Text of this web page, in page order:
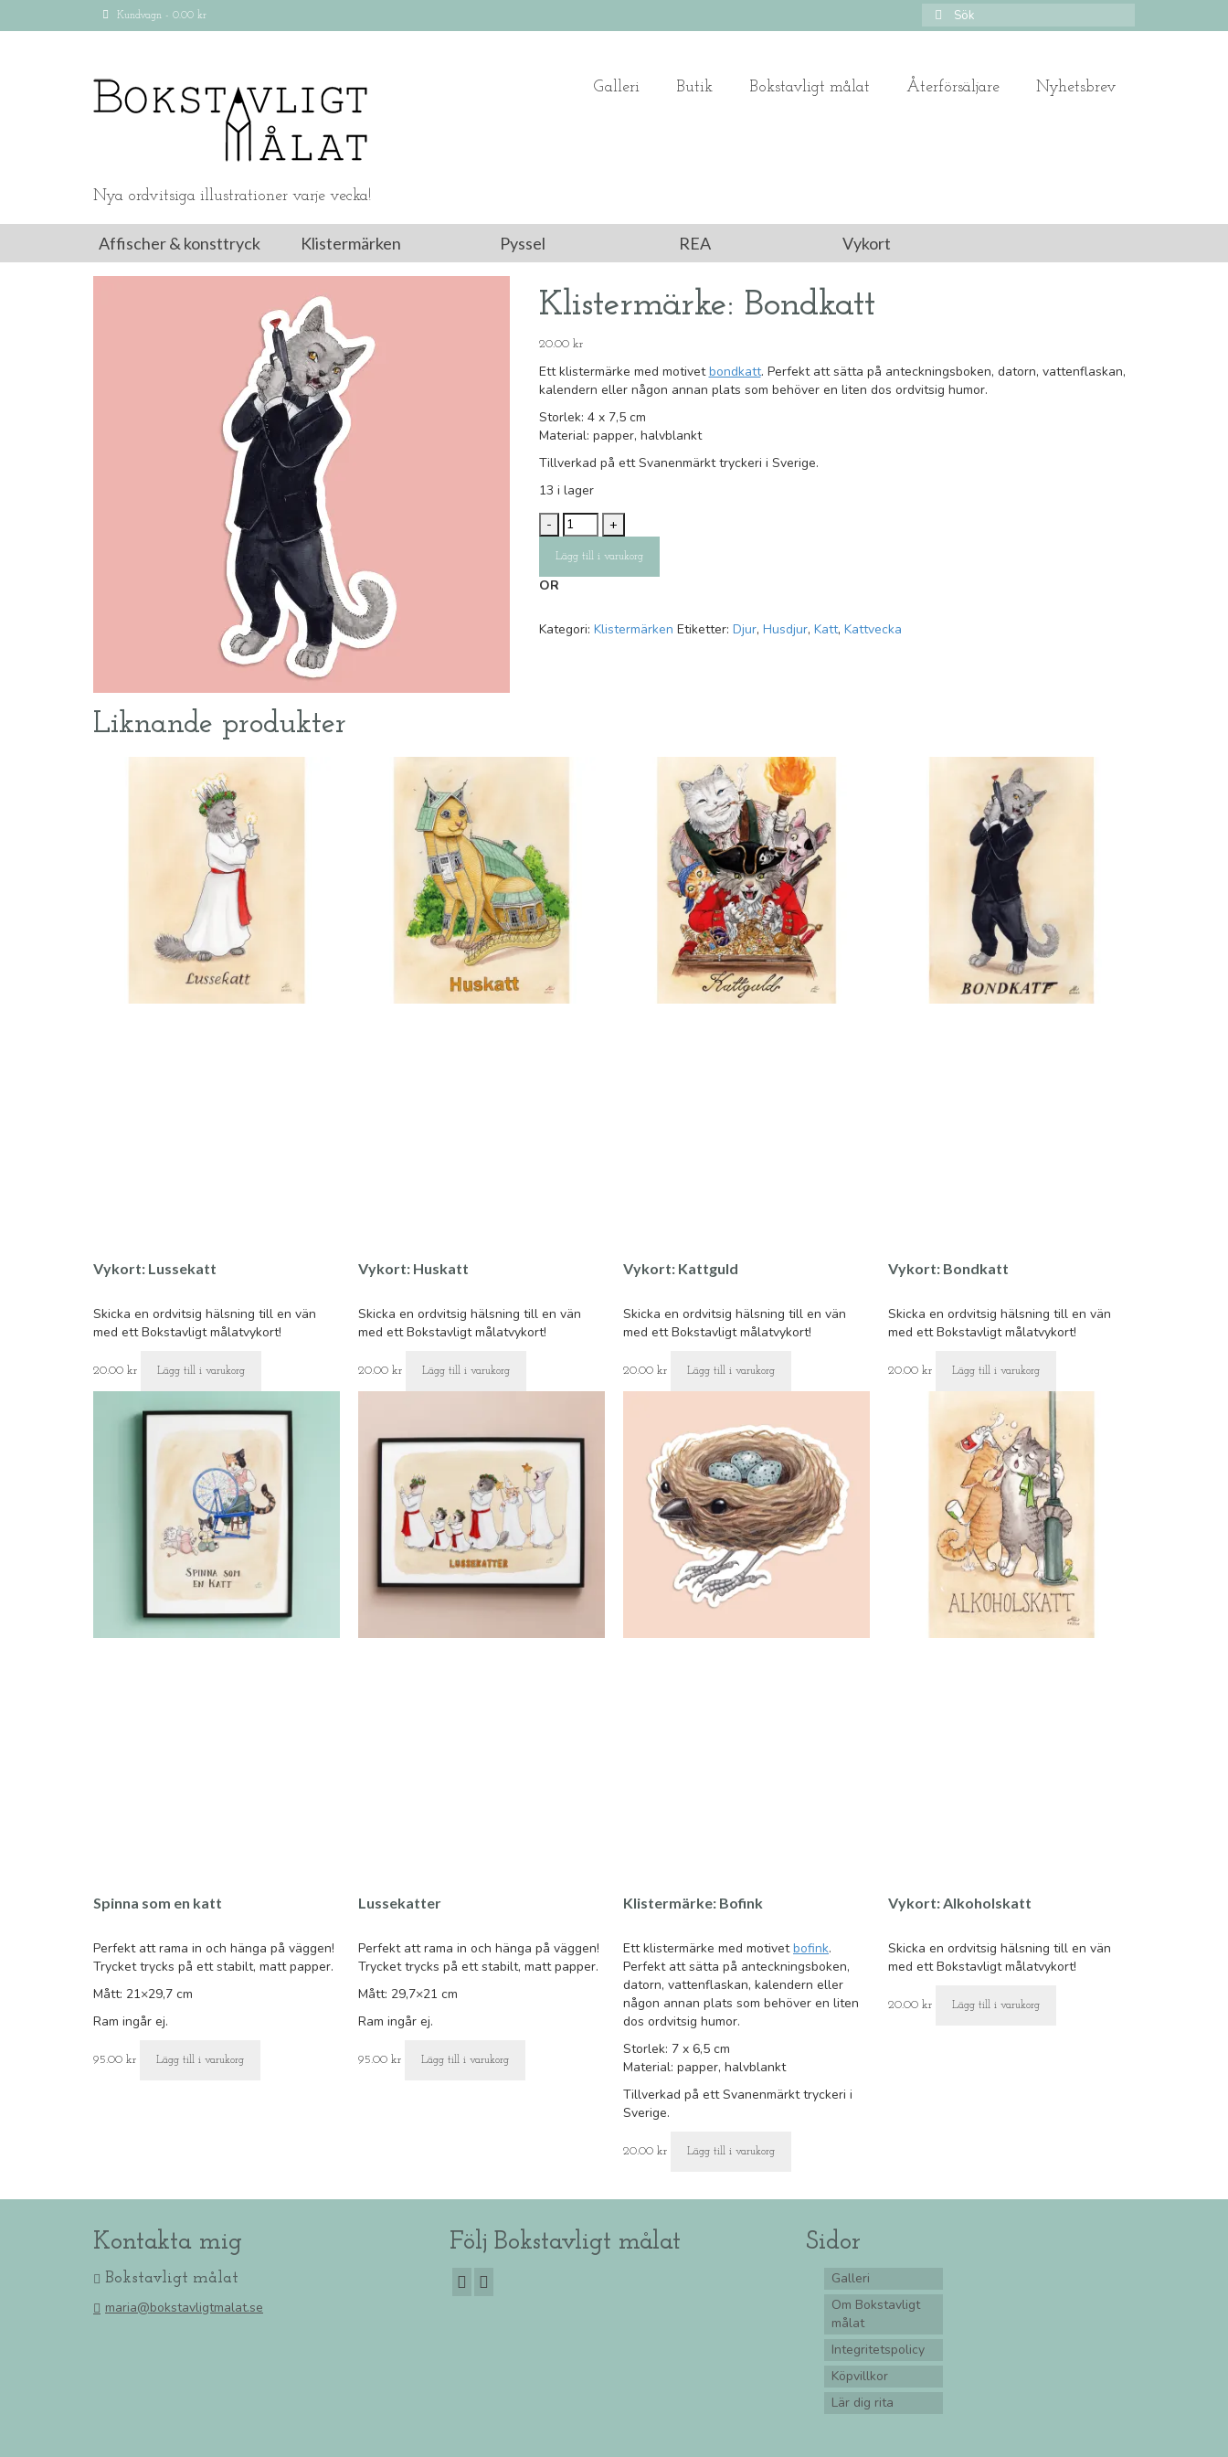
Kundvagn - 0.00 kr
Search
for:
Nya ordvitsiga illustrationer varje vecka!
Galleri Butik Bokstavligt målat Återförsäljare Nyhetsbrev
Affischer & konsttryck Klistermärken Pyssel REA Vykort
Klistermärke: Bondkatt
20.00 kr
Ett klistermärke med motivetbondkatt. Perfekt att sätta på anteckningsboken, datorn, vattenflaskan,
kalendern eller någon annan plats som behöver en liten dos ordvitsig humor.
Storlek: 4 x 7,5 cm
Material: papper, halvblankt
Tillverkad på ett Svanenmärkt tryckeri i Sverige.
13 i lager
Bondkatt
mängd
Lägg till i varukorg
OR
Kategori: Klistermärken Etiketter: Djur, Husdjur, Katt, Kattvecka
Liknande produkter
Vykort: Lussekatt
Skicka en ordvitsig hälsning till en vän
med ett Bokstavligt målatvykort!
20.00 kr Lägg till i varukorg
Vykort: Huskatt
Skicka en ordvitsig hälsning till en vän
med ett Bokstavligt målatvykort!
20.00 kr Lägg till i varukorg
Vykort: Kattguld
Skicka en ordvitsig hälsning till en vän
med ett Bokstavligt målatvykort!
20.00 kr Lägg till i varukorg
Vykort: Bondkatt
Skicka en ordvitsig hälsning till en vän
med ett Bokstavligt målatvykort!
20.00 kr Lägg till i varukorg
Spinna som en katt
Perfekt att rama in och hänga på väggen!
Trycket trycks på ett stabilt, matt papper.
Mått: 21×29,7 cm
Ram ingår ej.
95.00 kr Lägg till i varukorg
Lussekatter
Perfekt att rama in och hänga på väggen!
Trycket trycks på ett stabilt, matt papper.
Mått: 29,7×21 cm
Ram ingår ej.
95.00 kr Lägg till i varukorg
Klistermärke: Bofink
Ett klistermärke med motivetbofink.
Perfekt att sätta på anteckningsboken,
datorn, vattenflaskan, kalendern eller
någon annan plats som behöver en liten
dos ordvitsig humor.
Storlek: 7 x 6,5 cm
Material: papper, halvblankt
Tillverkad på ett Svanenmärkt tryckeri i
Sverige.
20.00 kr Lägg till i varukorg
Vykort: Alkoholskatt
Skicka en ordvitsig hälsning till en vän
med ett Bokstavligt målatvykort!
20.00 kr Lägg till i varukorg
Kontakta mig
Bokstavligt målat
maria@bokstavligtmalat.se
Följ Bokstavligt målat Sidor
Galleri
Om Bokstavligt
målat
Integritetspolicy
Köpvillkor
Lär dig rita